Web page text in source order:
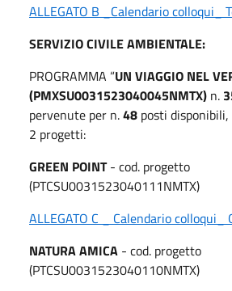
ALLEGATO B _Calendario colloqui_
SERVIZIO CIVILE AMBIENTALE:
PROGRAMMA “UN VIAGGIO NEL
(PMXSU0031523040045NMTX) n.
pervenute per n.48 posti
2 progetti:
GREEN POINT- cod. progetto
(PTCSU0031523040111NMTX)
ALLEGATO C _ Calendario colloqui_
NATURA AMICA - cod. progetto
(PTCSU0031523040110NMTX)